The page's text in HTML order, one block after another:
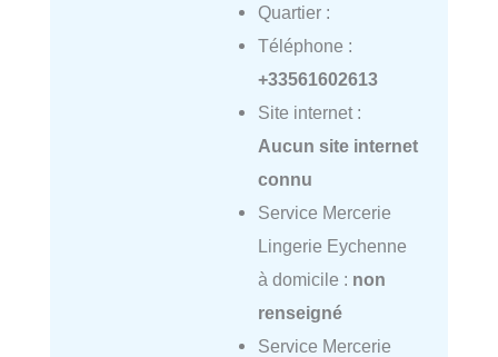
Quartier :
Téléphone :
+33561602613
Site internet :
Aucun site internet
connu
Service Mercerie
Lingerie Eychenne
à domicile : non
renseigné
Service Mercerie